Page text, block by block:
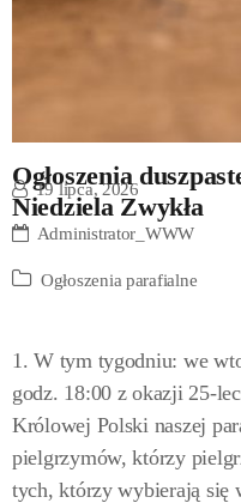
Ogłoszenia
Niedziela Zwykła
19 lipca, 2026
Administrator_WWW
Ogłoszenia parafialne
1. W tym tygodniu: we
godz. 18:00 z okazji 25-
Królowej Polski naszej
pielgrzymów, którzy
tych, którzy wybierają się